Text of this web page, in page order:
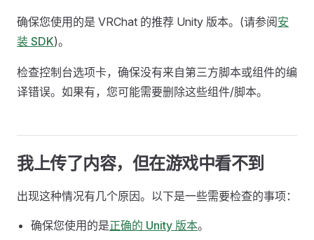
确保您使用的是 VRChat 的推荐 Unity 版本。(请参阅安
装 SDK)。
检查控制台选项卡，确保没有来自第三方脚本或组件的编
译错误。如果有，您可能需要删除这些组件/脚本。
我上传了内容，但在游戏中看不到
出现这种情况有几个原因。以下是一些需要检查的事项：
确保您使用的是正确的 Unity 版本。